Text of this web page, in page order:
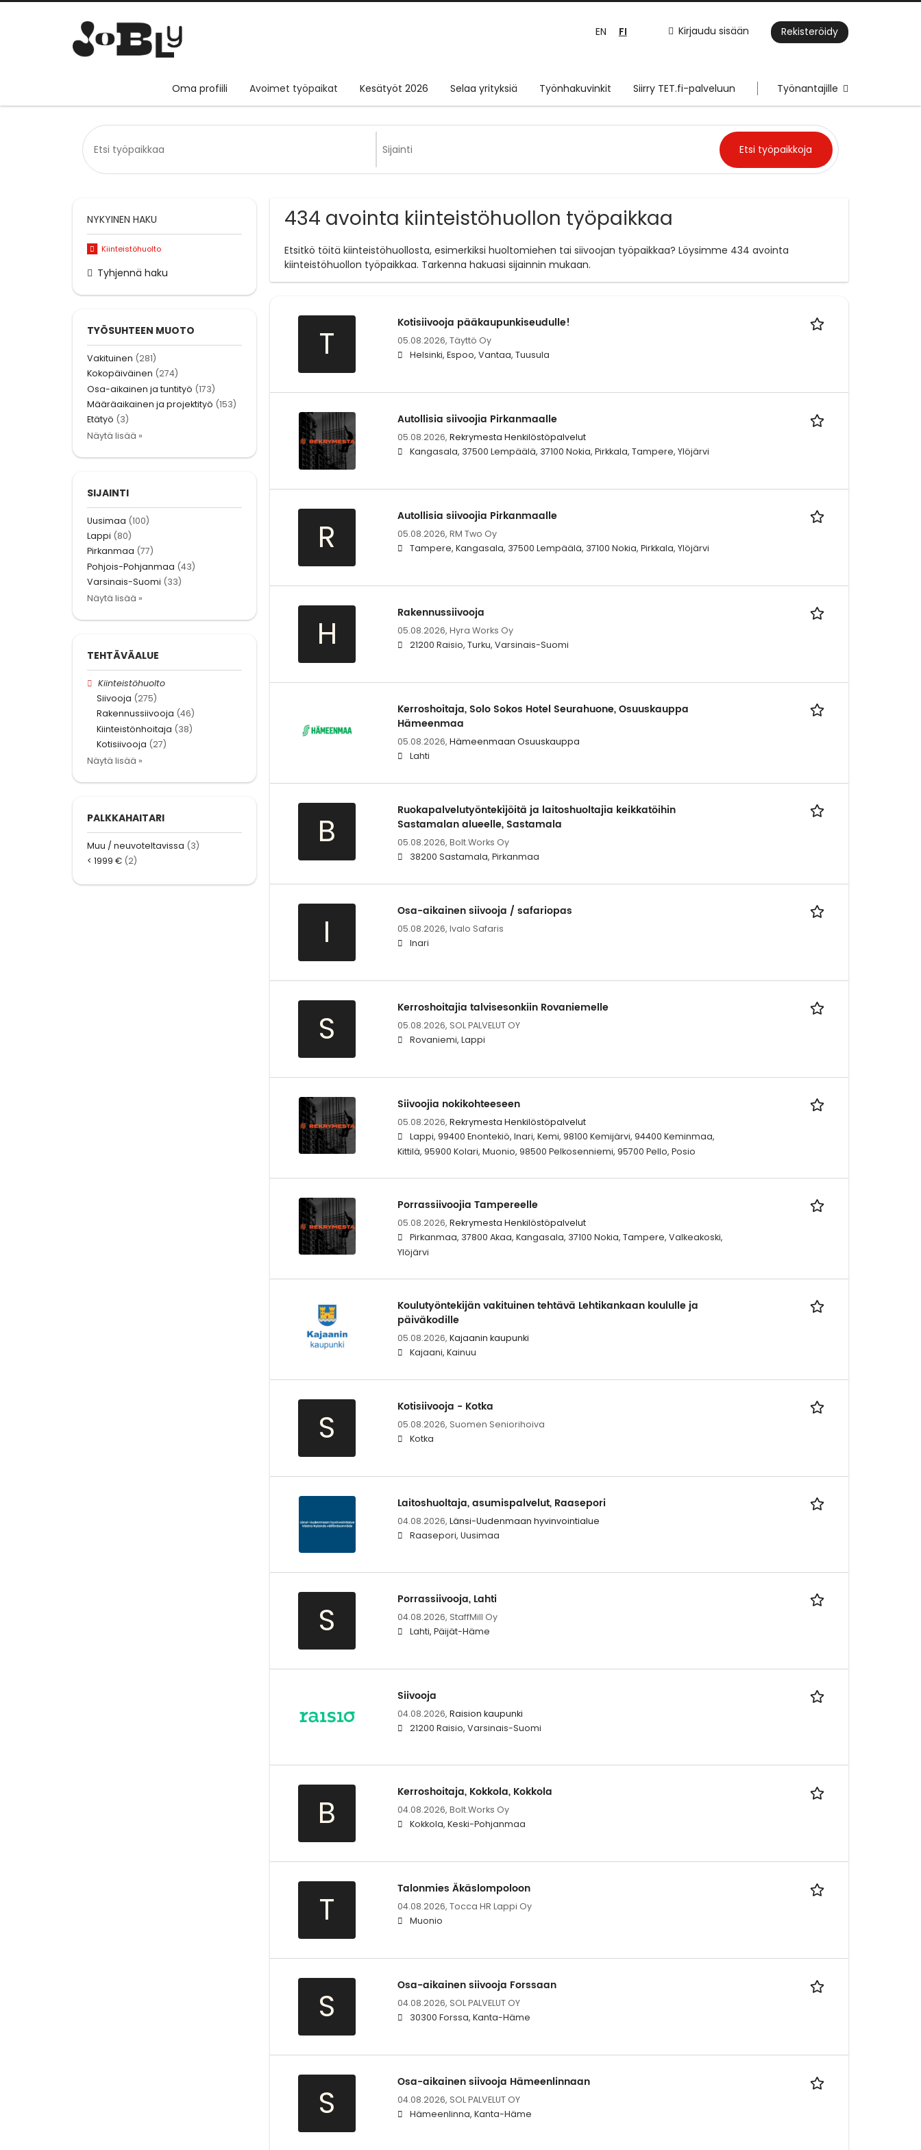
Kirjaudu sisään Rekisteröidy
EN FI
Oma profiili Avoimet työpaikat Kesätyöt 2026 Selaa yrityksiä Työnhakuvinkit Siirry TET.fi-palveluun Työnantajille
434 avointa kiinteistöhuollon työpaikkaa
Etsitkö töitä kiinteistöhuollosta, esimerkiksi huoltomiehen tai siivoojan työpaikkaa? Löysimme 434 avointa
kiinteistöhuollon työpaikkaa. Tarkenna hakuasi sijainnin mukaan.
T
Kotisiivooja pääkaupunkiseudulle!
05.08.2026, Täyttö Oy
Helsinki, Espoo, Vantaa, Tuusula
Autollisia siivoojia Pirkanmaalle
05.08.2026, Rekrymesta Henkilöstöpalvelut
Kangasala, 37500 Lempäälä, 37100 Nokia, Pirkkala, Tampere, Ylöjärvi
R
Autollisia siivoojia Pirkanmaalle
05.08.2026, RM Two Oy
Tampere, Kangasala, 37500 Lempäälä, 37100 Nokia, Pirkkala, Ylöjärvi
H
Rakennussiivooja
05.08.2026, Hyra Works Oy
21200 Raisio, Turku, Varsinais-Suomi
Kerroshoitaja, Solo Sokos Hotel Seurahuone, Osuuskauppa
Hämeenmaa
05.08.2026, Hämeenmaan Osuuskauppa
Lahti
B
Ruokapalvelutyöntekijöitä ja laitoshuoltajia keikkatöihin
Sastamalan alueelle, Sastamala
05.08.2026, Bolt.Works Oy
38200 Sastamala, Pirkanmaa
I
Osa-aikainen siivooja / safariopas
05.08.2026, Ivalo Safaris
Inari
S
Kerroshoitajia talvisesonkiin Rovaniemelle
05.08.2026, SOL PALVELUT OY
Rovaniemi, Lappi
Siivoojia nokikohteeseen
05.08.2026, Rekrymesta Henkilöstöpalvelut
Lappi, 99400 Enontekiö, Inari, Kemi, 98100 Kemijärvi, 94400 Keminmaa,
Kittilä, 95900 Kolari, Muonio, 98500 Pelkosenniemi, 95700 Pello, Posio
Porrassiivoojia Tampereelle
05.08.2026, Rekrymesta Henkilöstöpalvelut
Pirkanmaa, 37800 Akaa, Kangasala, 37100 Nokia, Tampere, Valkeakoski,
Ylöjärvi
Koulutyöntekijän vakituinen tehtävä Lehtikankaan koululle ja
päiväkodille
05.08.2026, Kajaanin kaupunki
Kajaani, Kainuu
S
Kotisiivooja - Kotka
05.08.2026, Suomen Seniorihoiva
Kotka
Laitoshuoltaja, asumispalvelut, Raasepori
04.08.2026, Länsi-Uudenmaan hyvinvointialue
Raasepori, Uusimaa
S
Porrassiivooja, Lahti
04.08.2026, StaffMill Oy
Lahti, Päijät-Häme
Siivooja
04.08.2026, Raision kaupunki
21200 Raisio, Varsinais-Suomi
B
Kerroshoitaja, Kokkola, Kokkola
04.08.2026, Bolt.Works Oy
Kokkola, Keski-Pohjanmaa
T
Talonmies Äkäslompoloon
04.08.2026, Tocca HR Lappi Oy
Muonio
S
Osa-aikainen siivooja Forssaan
04.08.2026, SOL PALVELUT OY
30300 Forssa, Kanta-Häme
S
Osa-aikainen siivooja Hämeenlinnaan
04.08.2026, SOL PALVELUT OY
Hämeenlinna, Kanta-Häme
NYKYINEN HAKU
Kiinteistöhuolto
Tyhjennä haku
TYÖSUHTEEN MUOTO
Vakituinen (281)
Kokopäiväinen (274)
Osa-aikainen ja tuntityö (173)
Määräaikainen ja projektityö (153)
Etätyö (3)
Näytä lisää »
SIJAINTI
Uusimaa (100)
Lappi (80)
Pirkanmaa (77)
Pohjois-Pohjanmaa (43)
Varsinais-Suomi (33)
Näytä lisää »
TEHTÄVÄALUE
Kiinteistöhuolto
Siivooja (275)
Rakennussiivooja (46)
Kiinteistönhoitaja (38)
Kotisiivooja (27)
Näytä lisää »
PALKKAHAITARI
Muu / neuvoteltavissa (3)
< 1999 € (2)